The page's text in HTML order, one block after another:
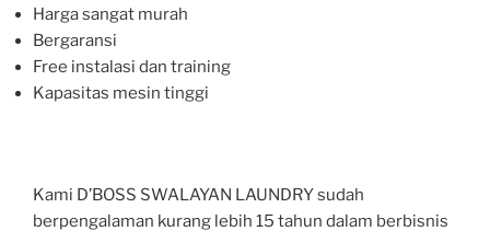
Harga sangat murah
Bergaransi
Free instalasi dan training
Kapasitas mesin tinggi
Kami D’BOSS SWALAYAN LAUNDRY sudah
berpengalaman kurang lebih 15 tahun dalam berbisnis